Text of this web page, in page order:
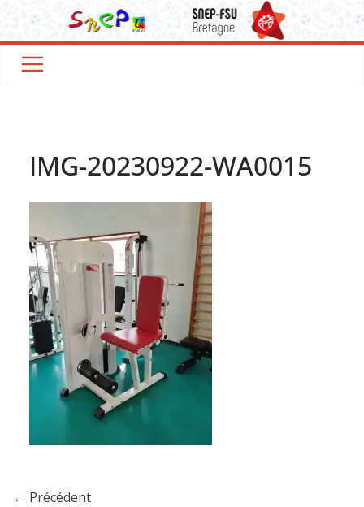
contenu
IMG-20230922-WA0015
← Précédent